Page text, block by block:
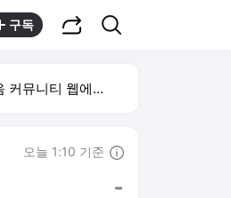
구독
니티 웹에서 보기
오늘 1:10 기준